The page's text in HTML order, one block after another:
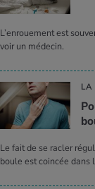
L’enrouement est
voir un médecin.
LA
Le fait de se racler
boule est coincée dans